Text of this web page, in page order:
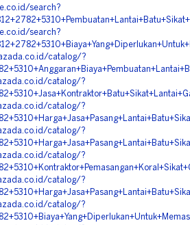
search?
search?
catalog/?
catalog/?
catalog/?
catalog/?
catalog/?
catalog/?
catalog/?